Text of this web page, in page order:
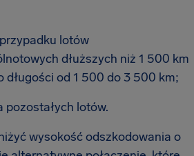
lotów
dłuższych niż 1 500 km
długości od 1 500 do 3 500 km;
pozostałych lotów.
wysokość odszkodowania o